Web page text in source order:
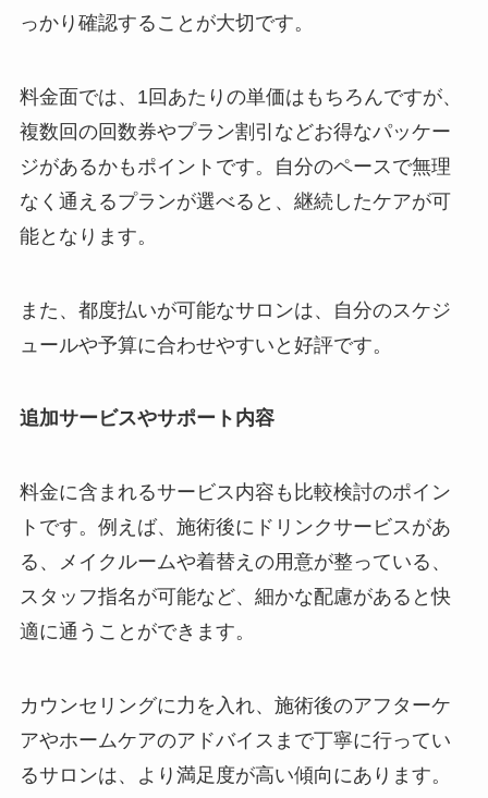
っかり確認することが大切です。
料金面では、1回あたりの単価はもちろんですが、
複数回の回数券やプラン割引などお得なパッケー
ジがあるかもポイントです。自分のペースで無理
なく通えるプランが選べると、継続したケアが可
能となります。
また、都度払いが可能なサロンは、自分のスケジ
ュールや予算に合わせやすいと好評です。
追加サービスやサポート内容
料金に含まれるサービス内容も比較検討のポイン
トです。例えば、施術後にドリンクサービスがあ
る、メイクルームや着替えの用意が整っている、
スタッフ指名が可能など、細かな配慮があると快
適に通うことができます。
カウンセリングに力を入れ、施術後のアフターケ
アやホームケアのアドバイスまで丁寧に行ってい
るサロンは、より満足度が高い傾向にあります。